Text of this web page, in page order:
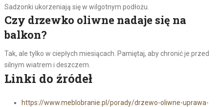
Sadzonki ukorzeniają się w wilgotnym podłożu.
Czy drzewko oliwne nadaje się na
balkon?
Tak, ale tylko w ciepłych miesiącach. Pamiętaj, aby chronić je przed
silnym wiatrem i deszczem.
Linki do źródeł
https://www.meblobranie.pl/porady/drzewo-oliwne-uprawa-